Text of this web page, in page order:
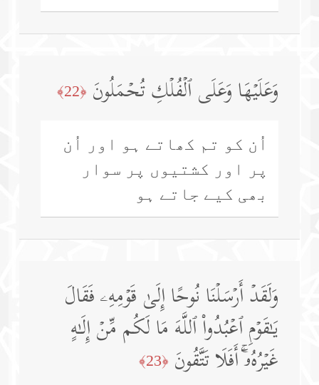
وَعَلَیۡهَا وَعَلَى ٱلۡفُلۡكِ تُحۡمَلُونَ ﴿22﴾
اُن کو تم کھاتے ہو اور اُن
پر اور کشتیوں پر سوار
بھی کیے جاتے ہو
وَلَقَدۡ أَرۡسَلۡنَا نُوحًا إِلَىٰ قَوۡمِهِۦ فَقَالَ
یَـٰقَوۡمِ ٱعۡبُدُوا۟ ٱللَّهَ مَا لَكُم مِّنۡ إِلَـٰهٍ
غَیۡرُهُۥۤۚ أَفَلَا تَتَّقُونَ ﴿23﴾